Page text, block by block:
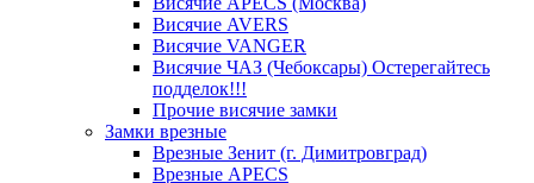
Висячие AVERS
Висячие VANGER
Висячие ЧАЗ (Чебоксары) Остерегайтесь
подделок!!!
Прочие висячие замки
Замки врезные
Врезные Зенит (г. Димитровград)
Врезные APECS